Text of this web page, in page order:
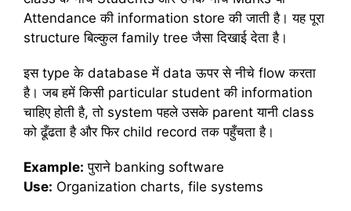
Attendance की information store की जाती है। यह पूरा
structure बिल्कुल family tree जैसा दिखाई देता है।
इस type के database में data ऊपर से नीचे flow करता
है। जब हमें किसी particular student की information
चाहिए होती है, तो system पहले उसके parent यानी class
को ढूँढता है और फिर child record तक पहुँचता है।
Example: पुराने banking software
Use: Organization charts, file systems